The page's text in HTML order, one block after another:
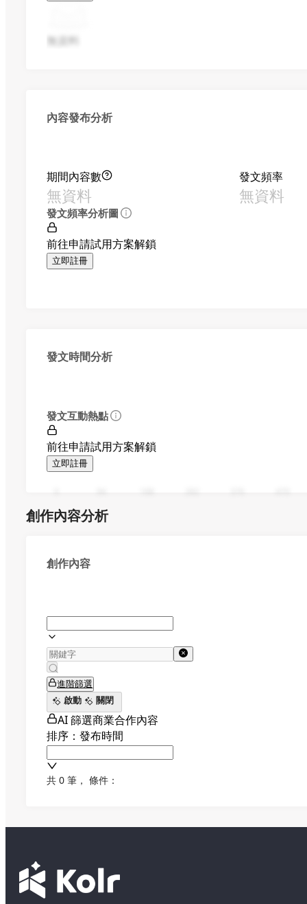
無資料
內容發布分析
期間內容數
無資料
發文頻率
無資料
發文頻率分析圖
前往申請試用方案解鎖
立即註冊
發文時間分析
發文互動熱點
前往申請試用方案解鎖
立即註冊
創作內容分析
創作內容
進階篩選
啟動
關閉
AI 篩選商業合作內容
排序：發布時間
共 0 筆 ， 條件：